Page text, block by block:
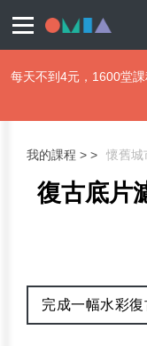
每天不到4元，1600堂
我的課程 > 懷舊城
復古底片
完成一幅水彩